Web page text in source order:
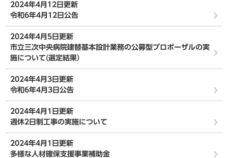
2024年4月12日更新
令和6年4月12日公告
2024年4月5日更新
市立三次中央病院建替基本設計業務の公募型プロポーザルの実
施について(選定結果）
2024年4月3日更新
令和6年4月3日公告
2024年4月1日更新
週休2日制工事の実施について
2024年4月1日更新
多様な人材確保支援事業補助金